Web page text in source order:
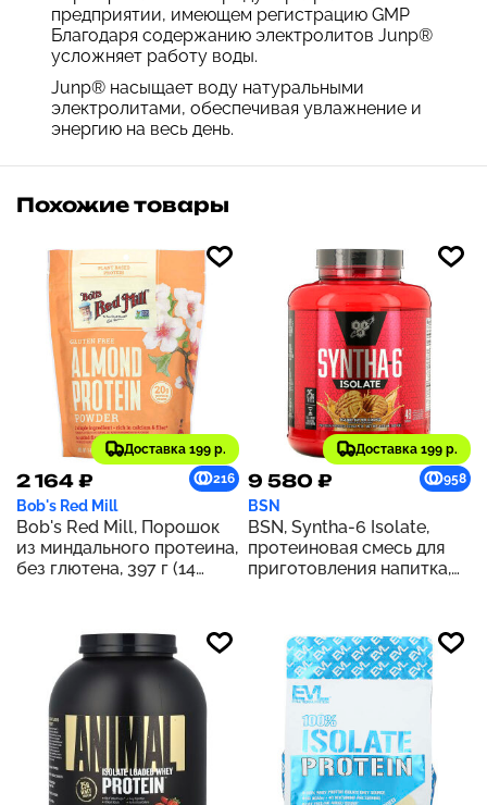
предприятии, имеющем регистрацию GMP
Благодаря содержанию электролитов Junp®
усложняет работу воды.
Junp® насыщает воду натуральными
электролитами, обеспечивая увлажнение и
энергию на весь день.
Похожие товары
Доставка 199 р.
2 164 ₽ 216
Bob's Red Mill
Bob's Red Mill, Порошок
из миндального протеина,
без глютена, 397 г (14
Доставка 199 р.
9 580 ₽ 958
BSN
BSN, Syntha-6 Isolate,
протеиновая смесь для
приготовления напитка,